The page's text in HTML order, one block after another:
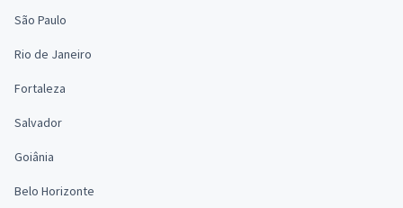
São Paulo
Rio de Janeiro
Fortaleza
Salvador
Goiânia
Belo Horizonte